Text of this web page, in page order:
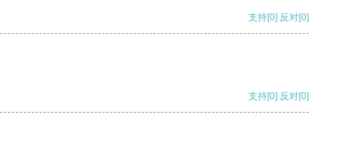
支持[0] 反对[0]
支持[0] 反对[0]